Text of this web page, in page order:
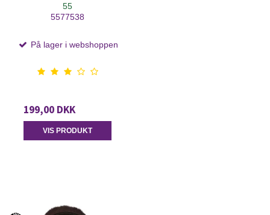
55
5577538
På lager i webshoppen
199,00 DKK
VIS PRODUKT